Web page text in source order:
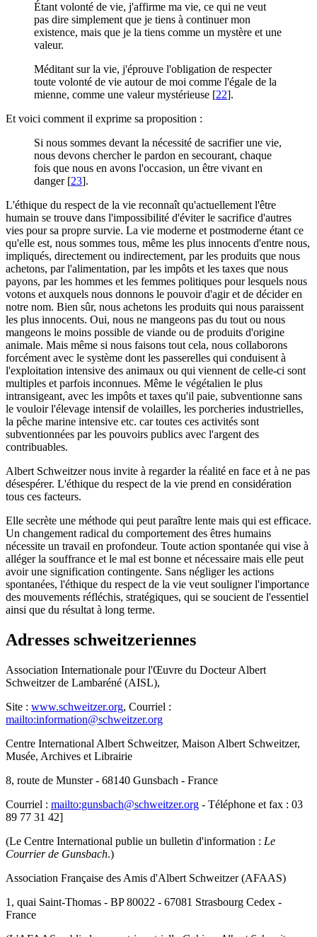
Étant volonté de vie, j'affirme ma vie, ce qui ne veut
pas dire simplement que je tiens à continuer mon
existence, mais que je la tiens comme un mystère et une
valeur.
Méditant sur la vie, j'éprouve l'obligation de respecter
toute volonté de vie autour de moi comme l'égale de la
mienne, comme une valeur mystérieuse [22].
Et voici comment il exprime sa proposition :
Si nous sommes devant la nécessité de sacrifier une vie,
nous devons chercher le pardon en secourant, chaque
fois que nous en avons l'occasion, un être vivant en
danger[23].
L'éthique du respect de la vie reconnaît qu'actuellement l'être
humain se trouve dans l'impossibilité d'éviter le sacrifice d'autres
vies pour sa propre survie. La vie moderne et postmoderne étant ce
qu'elle est, nous sommes tous, même les plus innocents d'entre nous,
impliqués, directement ou indirectement, par les produits que nous
achetons, par l'alimentation, par les impôts et les taxes que nous
payons, par les hommes et les femmes politiques pour lesquels nous
votons et auxquels nous donnons le pouvoir d'agir et de décider en
notre nom. Bien sûr, nous achetons les produits qui nous paraissent
les plus innocents. Oui, nous ne mangeons pas du tout ou nous
mangeons le moins possible de viande ou de produits d'origine
animale. Mais même si nous faisons tout cela, nous collaborons
forcément avec le système dont les passerelles qui conduisent à
l'exploitation intensive des animaux ou qui viennent de celle-ci sont
multiples et parfois inconnues. Même le végétalien le plus
intransigeant, avec les impôts et taxes qu'il paie, subventionne sans
le vouloir l'élevage intensif de volailles, les porcheries industrielles,
la pêche marine intensive etc. car toutes ces activités sont
subventionnées par les pouvoirs publics avec l'argent des
contribuables.
Albert Schweitzer nous invite à regarder la réalité en face et à ne pas
désespérer. L'éthique du respect de la vie prend en considération
tous ces facteurs.
Elle secrète une méthode qui peut paraître lente mais qui est efficace.
Un changement radical du comportement des êtres humains
nécessite un travail en profondeur. Toute action spontanée qui vise à
alléger la souffrance et le mal est bonne et nécessaire mais elle peut
avoir une signification contingente. Sans négliger les actions
spontanées, l'éthique du respect de la vie veut souligner l'importance
des mouvements réfléchis, stratégiques, qui se soucient de l'essentiel
ainsi que du résultat à long terme.
Adresses schweitzeriennes
Association Internationale pour l'Œuvre du Docteur Albert
Schweitzer de Lambaréné (AISL),
Site : www.schweitzer.org, Courriel :
mailto:information@schweitzer.org
Centre International Albert Schweitzer, Maison Albert Schweitzer,
Musée, Archives et Librairie
8, route de Munster - 68140 Gunsbach - France
Courriel : mailto:gunsbach@schweitzer.org - Téléphone et fax : 03
89 77 31 42]
(Le Centre International publie un bulletin d'information : Le
Courrier de Gunsbach.)
Association Française des Amis d'Albert Schweitzer (AFAAS)
1, quai Saint-Thomas - BP 80022 - 67081 Strasbourg Cedex -
France